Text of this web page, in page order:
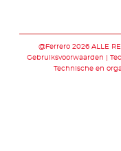
@Ferrero 2026 ALLE
Gebruiksvoorwaarden
Technische en